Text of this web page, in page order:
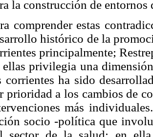
la construcción de entornos
comprender estas
histórico de la
principalmente;
ellas privilegia una
corrientes ha sido
prioridad a los cambios de
más
socio -política que